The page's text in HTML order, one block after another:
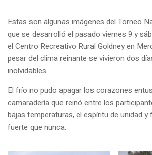
Estas son algunas imágenes del Torneo
que se desarrolló el pasado viernes 9 y
el Centro Recreativo Rural Goldney en
pesar del clima reinante se vivieron dos
inolvidables.
El frío no pudo apagar los corazones
camaradería que reinó entre los
bajas temperaturas, el espíritu de unidad y
fuerte que nunca.